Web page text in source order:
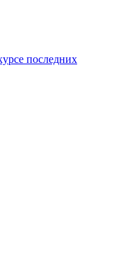
последних